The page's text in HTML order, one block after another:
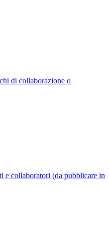
di collaborazione o
e collaboratori (da pubblicare in